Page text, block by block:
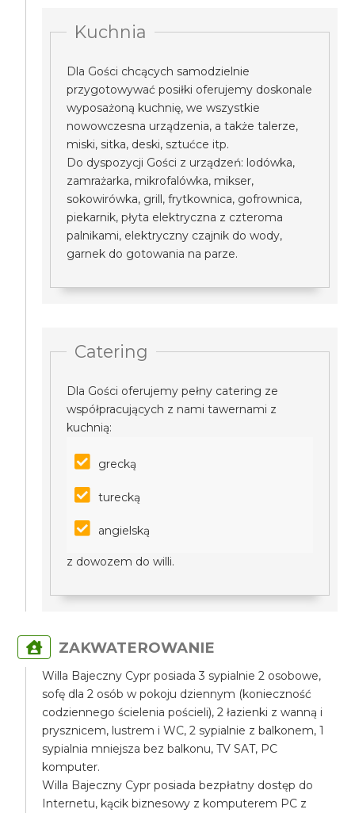
Kuchnia
Dla Gości chcących samodzielnie
przygotowywać posiłki oferujemy doskonale
wyposażoną kuchnię, we wszystkie
nowowczesna urządzenia, a także talerze,
miski, sitka, deski, sztućce itp.
Do dyspozycji Gości z urządzeń: lodówka,
zamrażarka, mikrofalówka, mikser,
sokowirówka, grill, frytkownica, gofrownica,
piekarnik, płyta elektryczna z czteroma
palnikami, elektryczny czajnik do wody,
garnek do gotowania na parze.
Catering
Dla Gości oferujemy pełny catering ze
współpracujących z nami tawernami z
kuchnią:
grecką
turecką
angielską
z dowozem do willi.
ZAKWATEROWANIE
Willa Bajeczny Cypr posiada 3 sypialnie 2 osobowe,
sofę dla 2 osób w pokoju dziennym (konieczność
codziennego ścielenia pościeli), 2 łazienki z wanną i
prysznicem, lustrem i WC, 2 sypialnie z balkonem, 1
sypialnia mniejsza bez balkonu, TV SAT, PC
komputer.
Willa Bajeczny Cypr posiada bezpłatny dostęp do
Internetu, kącik biznesowy z komputerem PC z